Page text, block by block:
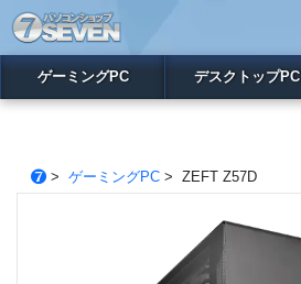
ゲーミングPC デスクトップPC
> ゲーミングPC> ZEFT Z57D